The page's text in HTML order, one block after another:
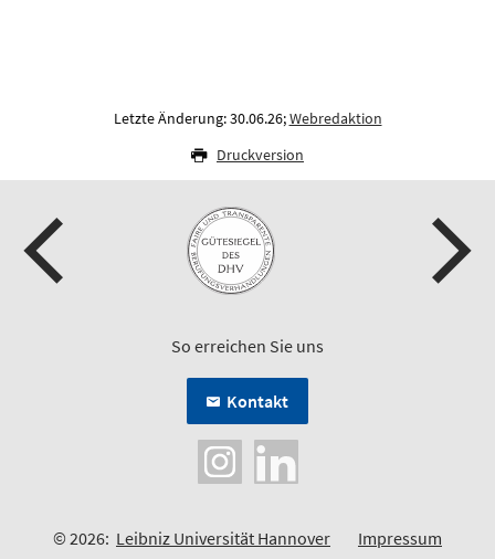
Letzte Änderung: 30.06.26;Webredaktion
Druckversion
So erreichen Sie uns
Kontakt
© 2026: Leibniz Universität Hannover Impressum